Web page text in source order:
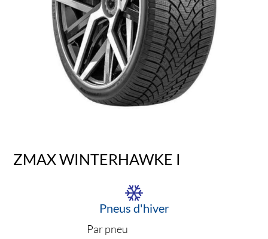
ZMAX WINTERHAWKE I
Pneus d'hiver
Par pneu